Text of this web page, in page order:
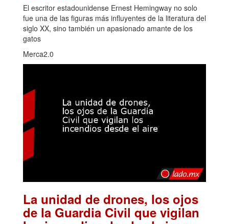
El escritor estadounidense Ernest Hemingway no solo
fue una de las figuras más influyentes de la literatura del
siglo XX, sino también un apasionado amante de los
gatos
Merca2.0
La unidad de drones, los ojos
de la Guardia Civil que vigilan